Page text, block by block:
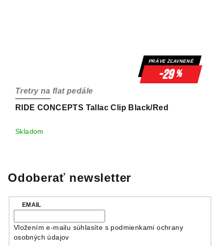
PRÁVE ZĽAVNENÉ
-29%
RIDE CONCEPTS Tallac Clip Black/Red
Tretry na flat pedále
Skladom
Odoberať newsletter
EMAIL
Vložením e-mailu súhlasíte s podmienkami ochrany
osobných údajov